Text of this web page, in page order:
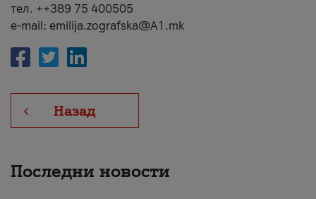
тел. ++389 75 400505
e-mail: emilija.zografska@A1.mk
Назад
Последни новости